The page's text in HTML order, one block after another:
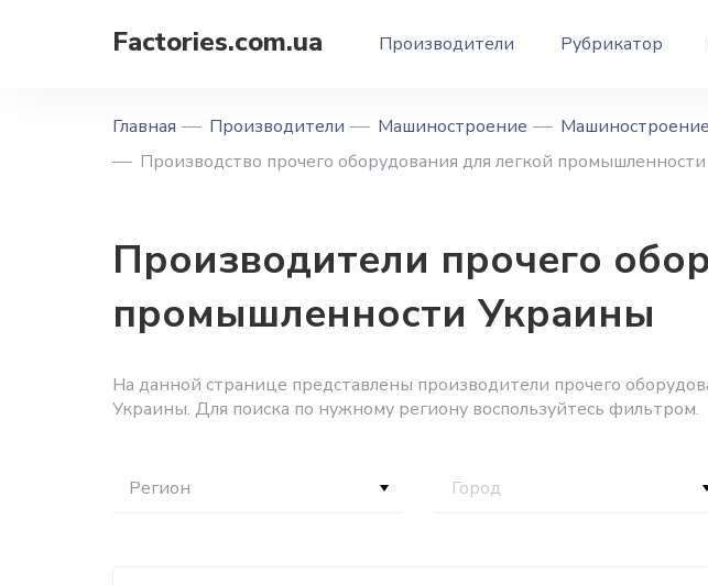
Factories.com.ua Производители Рубрикатор
Главная Производители Машиностроение
Производство прочего оборудования для легкой промышленности
Производители прочего
промышленности Украины
На данной странице представлены производители прочего
Украины. Для поиска по нужному региону воспользуйтесь фильтром.
Регион Город